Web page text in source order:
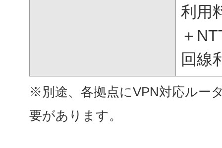
利用
＋
回線
※別途、各拠点にVPN対応ルー
要があります。